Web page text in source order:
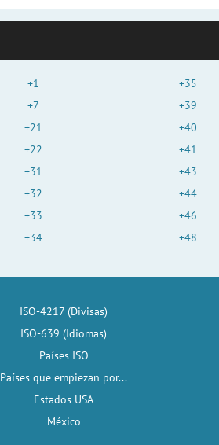
+1
+7
+21
+22
+31
+32
+33
+34
+35
+39
+40
+41
+43
+44
+46
+48
ISO-4217 (Divisas)
ISO-639 (Idiomas)
Países ISO
Países que empiezan por...
Estados USA
México